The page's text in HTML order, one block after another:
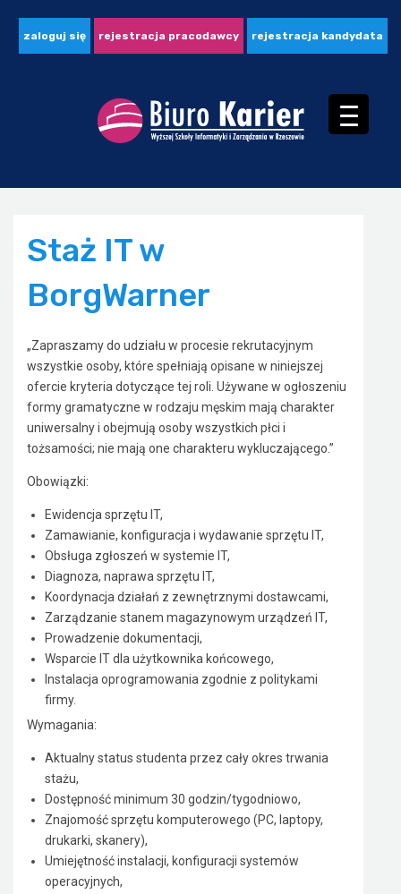
zaloguj się rejestracja pracodawcy rejestracja kandydata
Staż IT w
BorgWarner
„Zapraszamy do udziału w procesie rekrutacyjnym
wszystkie osoby, które spełniają opisane w niniejszej
ofercie kryteria dotyczące tej roli. Używane w ogłoszeniu
formy gramatyczne w rodzaju męskim mają charakter
uniwersalny i obejmują osoby wszystkich płci i
tożsamości; nie mają one charakteru wykluczającego.”
Obowiązki:
Ewidencja sprzętu IT,
Zamawianie, konfiguracja i wydawanie sprzętu IT,
Obsługa zgłoszeń w systemie IT,
Diagnoza, naprawa sprzętu IT,
Koordynacja działań z zewnętrznymi dostawcami,
Zarządzanie stanem magazynowym urządzeń IT,
Prowadzenie dokumentacji,
Wsparcie IT dla użytkownika końcowego,
Instalacja oprogramowania zgodnie z politykami
firmy.
Wymagania:
Aktualny status studenta przez cały okres trwania
stażu,
Dostępność minimum 30 godzin/tygodniowo,
Znajomość sprzętu komputerowego (PC, laptopy,
drukarki, skanery),
Umiejętność instalacji, konfiguracji systemów
operacyjnych,